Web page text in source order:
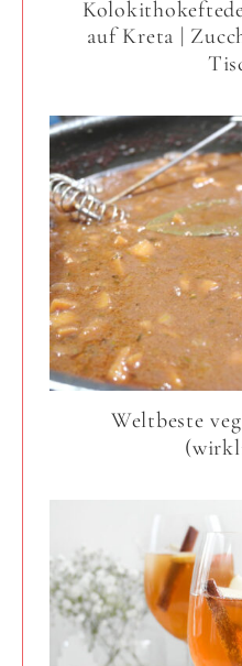
auf Kreta |
Weltbeste